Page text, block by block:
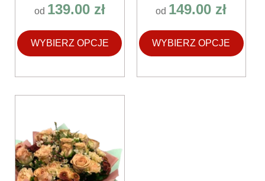
od 139.00 zł
WYBIERZ OPCJE
od 149.00 zł
WYBIERZ OPCJE